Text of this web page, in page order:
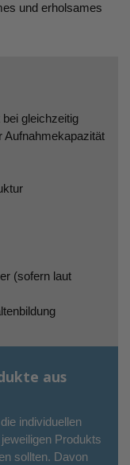
und erholsames
gleichzeitig
Aufnahmekapazität
(sofern laut
aus
individuellen
Produkts
sollten. Davon